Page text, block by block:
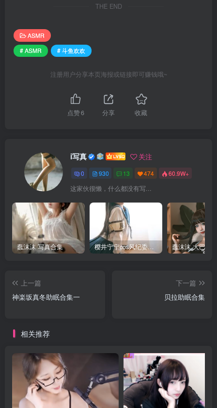
THE END
ASMR
# ASMR
# 斗鱼欢欢
注册用户分享本页海报或链接即可赚钱哦~
点赞6 分享 收藏
i写真 关注
0 930 13 474 60.9W+
这家伙很懒，什么都没有写...
蠢沫沫 写真合集 樱井宁宁cos风纪委员写真套图
上一篇
神楽坂真冬助眠合集一
下一篇
贝拉助眠合集
相关推荐